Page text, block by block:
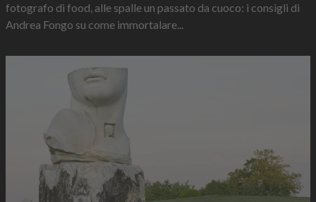
fotografo di food, alle spalle un passato da cuoco: i consigli di
Andrea Fongo su come immortalare...